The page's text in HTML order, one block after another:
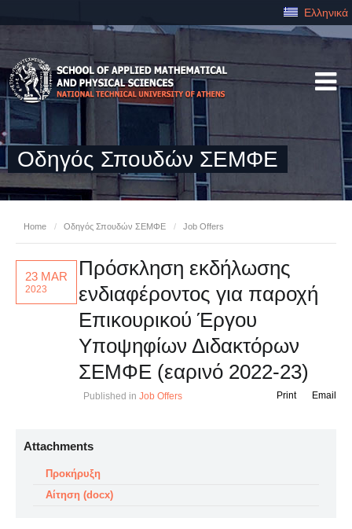
Ελληνικά
Οδηγός Σπουδών ΣΕΜΦΕ
Home / Οδηγός Σπουδών ΣΕΜΦΕ / Job Offers
23 MAR
2023
Πρόσκληση εκδήλωσης
ενδιαφέροντος για παροχή
Επικουρικού Έργου
Υποψηφίων Διδακτόρων
ΣΕΜΦΕ (εαρινό 2022-23)
Published in Job Offers Email
Print
Attachments
Προκήρυξη
Αίτηση (docx)